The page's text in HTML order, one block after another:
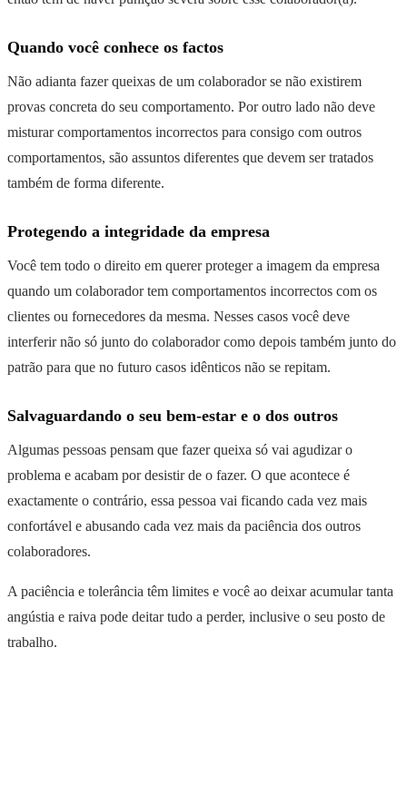
Quando você conhece os factos
Não adianta fazer queixas de um colaborador se não existirem
provas concreta do seu comportamento. Por outro lado não deve
misturar comportamentos incorrectos para consigo com outros
comportamentos, são assuntos diferentes que devem ser tratados
também de forma diferente.
Protegendo a integridade da empresa
Você tem todo o direito em querer proteger a imagem da empresa
quando um colaborador tem comportamentos incorrectos com os
clientes ou fornecedores da mesma. Nesses casos você deve
interferir não só junto do colaborador como depois também junto do
patrão para que no futuro casos idênticos não se repitam.
Salvaguardando o seu bem-estar e o dos outros
Algumas pessoas pensam que fazer queixa só vai agudizar o
problema e acabam por desistir de o fazer. O que acontece é
exactamente o contrário, essa pessoa vai ficando cada vez mais
confortável e abusando cada vez mais da paciência dos outros
colaboradores.
A paciência e tolerância têm limites e você ao deixar acumular tanta
angústia e raiva pode deitar tudo a perder, inclusive o seu posto de
trabalho.